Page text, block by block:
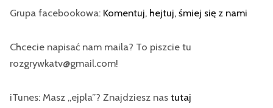
Grupa facebookowa: Komentuj, hejtuj, śmiej się z nami
Chcecie napisać nam maila? To piszcie tu
rozgrywkatv@gmail.com!
iTunes: Masz „ejpla”? Znajdziesz nas tutaj